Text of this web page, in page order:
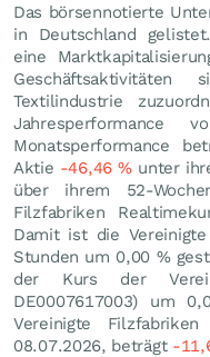
Das börsennotierte
in Deutschland
eine
Textilindustrie
Jahresperformance
Monatsperformance
Aktie -46,46%unter
über ihrem 52-
Filzfabriken
Damit ist die
Stunden um 0,00 %
der Kurs der
DE0007617003) um
Vereinigte
08.07.2026, beträgt -